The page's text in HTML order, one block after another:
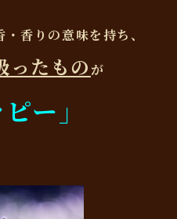
香りの意味を持ち、
ったもの が
ー」